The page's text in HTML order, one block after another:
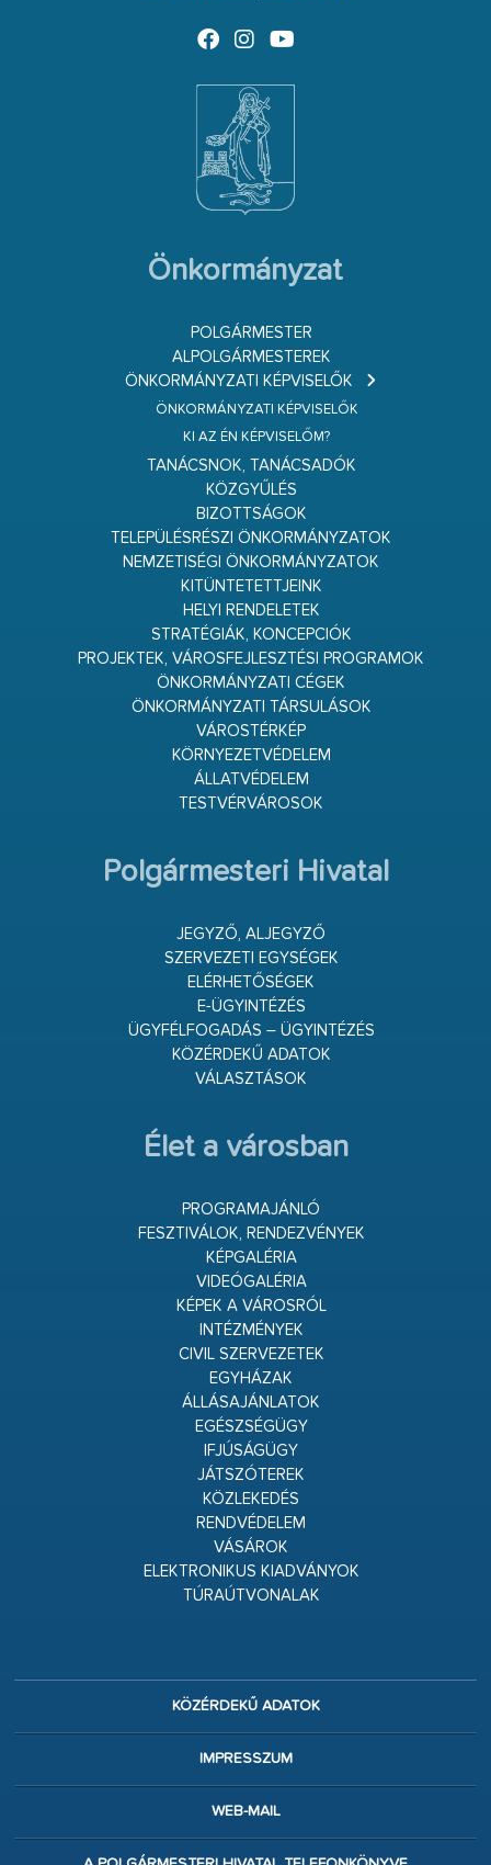
Önkormányzat
POLGÁRMESTER
ALPOLGÁRMESTEREK
ÖNKORMÁNYZATI KÉPVISELŐK
ÖNKORMÁNYZATI KÉPVISELŐK
KI AZ ÉN KÉPVISELŐM?
TANÁCSNOK, TANÁCSADÓK
KÖZGYŰLÉS
BIZOTTSÁGOK
TELEPÜLÉSRÉSZI ÖNKORMÁNYZATOK
NEMZETISÉGI ÖNKORMÁNYZATOK
KITÜNTETETTJEINK
HELYI RENDELETEK
STRATÉGIÁK, KONCEPCIÓK
PROJEKTEK, VÁROSFEJLESZTÉSI PROGRAMOK
ÖNKORMÁNYZATI CÉGEK
ÖNKORMÁNYZATI TÁRSULÁSOK
VÁROSTÉRKÉP
KÖRNYEZETVÉDELEM
ÁLLATVÉDELEM
TESTVÉRVÁROSOK
Polgármesteri Hivatal
JEGYZŐ, ALJEGYZŐ
SZERVEZETI EGYSÉGEK
ELÉRHETŐSÉGEK
E-ÜGYINTÉZÉS
ÜGYFÉLFOGADÁS – ÜGYINTÉZÉS
KÖZÉRDEKŰ ADATOK
VÁLASZTÁSOK
Élet a városban
PROGRAMAJÁNLÓ
FESZTIVÁLOK, RENDEZVÉNYEK
KÉPGALÉRIA
VIDEÓGALÉRIA
KÉPEK A VÁROSRÓL
INTÉZMÉNYEK
CIVIL SZERVEZETEK
EGYHÁZAK
ÁLLÁSAJÁNLATOK
EGÉSZSÉGÜGY
IFJÚSÁGÜGY
JÁTSZÓTEREK
KÖZLEKEDÉS
RENDVÉDELEM
VÁSÁROK
ELEKTRONIKUS KIADVÁNYOK
TÚRAÚTVONALAK
KÖZÉRDEKŰ ADATOK
IMPRESSZUM
WEB-MAIL